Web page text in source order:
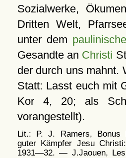
Sozialwerke,
Dritten Welt,
unter dem
Gesandte an Christi
der durch uns mahnt.
Statt: Lasst euch mit
Kor 4, 20; als
vorangestellt).
Lit.: P. J. Ramers, Bonus
guter Kämpfer Jesu
1931—32. — J.Jaouen,